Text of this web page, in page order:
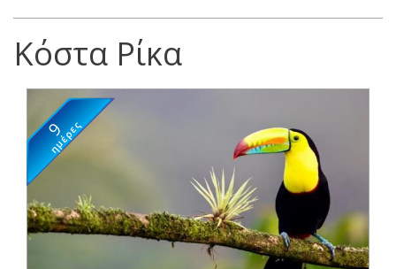
Κόστα Ρίκα
ημέρες
9